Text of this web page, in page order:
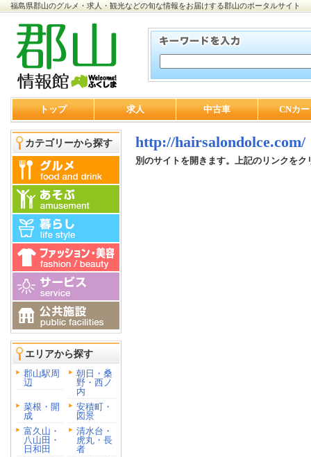
福島県郡山のグルメ・求人・観光などの旬な情報をお届けする郡山のポータルサイト
トップ 求人 中古車 CNカ
カテゴリーから探す
エリアから探す
郡山駅周
辺
朝日・桑
野・西ノ
内
菜根・開
成
安積町・
図景
富久山・
八山田・
日和田
清水台・
虎丸・長
者
http://hairsalondolce.com/
別のサイトを開きます。上記のリンクをク